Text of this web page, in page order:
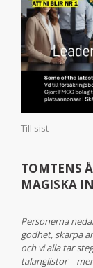
Till sist
TOMTENS
MAGISKA
Personerna
godhet, skarpa
och vi alla tar
talanglistor –